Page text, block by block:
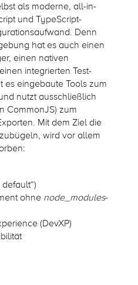
als moderne, all-in-
und TypeScript-
Denn
hat es auch einen
einen nativen
integrierten Test-
es eingebaute Tools zum
nutzt ausschließlich
CommonJS) zum
Mit dem Ziel die
wird vor allem
ohne node_modules-
(DevXP)